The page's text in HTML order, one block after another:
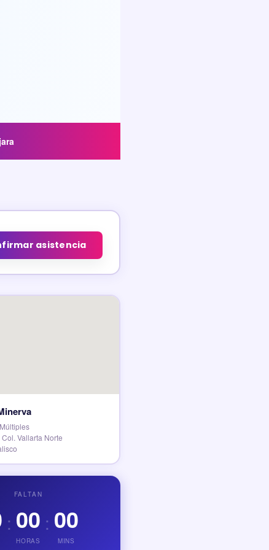
asistencia
Vallarta Norte
FALTAN
: 00
HORAS
: 00
MINS